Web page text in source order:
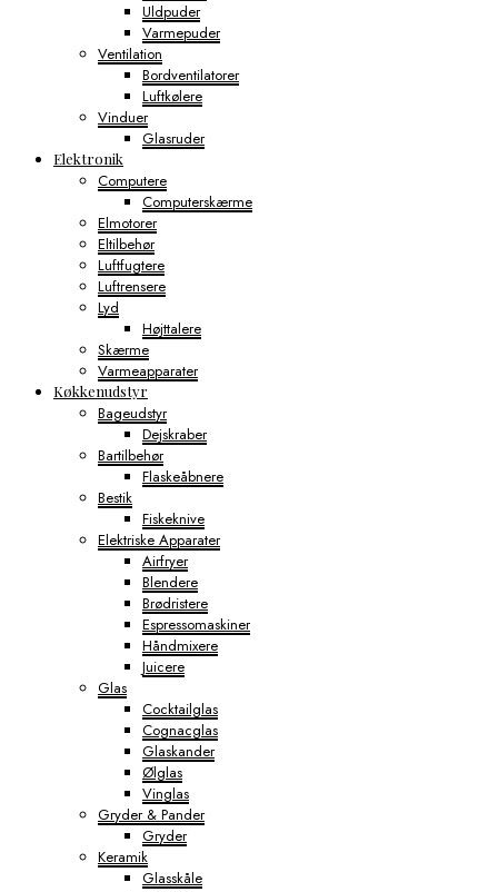
Uldpuder
Varmepuder
Ventilation
Bordventilatorer
Luftkølere
Vinduer
Glasruder
Elektronik
Computere
Computerskærme
Elmotorer
Eltilbehør
Luftfugtere
Luftrensere
Lyd
Højttalere
Skærme
Varmeapparater
Køkkenudstyr
Bageudstyr
Dejskraber
Bartilbehør
Flaskeåbnere
Bestik
Fiskeknive
Elektriske Apparater
Airfryer
Blendere
Brødristere
Espressomaskiner
Håndmixere
Juicere
Glas
Cocktailglas
Cognacglas
Glaskander
Ølglas
Vinglas
Gryder & Pander
Gryder
Keramik
Glasskåle